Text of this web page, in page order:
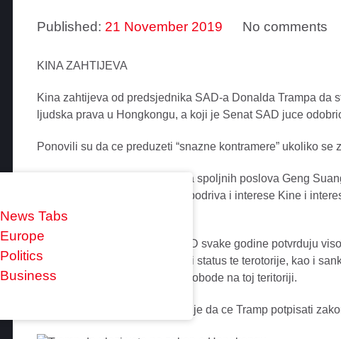
News Tabs
Europe
Politics
Business
Published: 21 November 2019 No comments
KINA ZAHTIJEVA
Kina zahtijeva od predsjednika SAD-a Donalda Trampa da
ljudska prava u Hongkongu, a koji je Senat SAD juce
Ponovili su da ce preduzeti “snazne kontramere” ukoliko se
Portparol kineskog Ministarstva spoljnih poslova Geng
ljudskim pravima i demokratiji podriva i interese Kine i
teritoriji.
Zakonom je predvideno da SAD svake godine potvrduju
bi opravdao poseban trgovinski status te terotorije, kao i
zvanicnicima ako bi suzbijali slobode na toj teritoriji.
Bijela kuca je nagovijestila ranije da ce Tramp potpisati